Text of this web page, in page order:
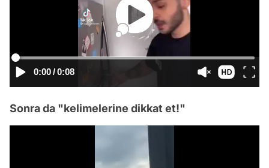
0:00/0:08
Sonra da "kelimelerine dikkat et!"